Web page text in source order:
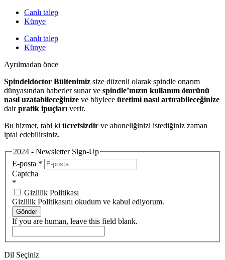
Canlı talep
Künye
Canlı talep
Künye
Ayrılmadan önce
Spindeldoctor Bültenimiz size düzenli olarak spindle onarım
dünyasından haberler sunar ve spindle’ınızın kullanım ömrünü
nasıl uzatabileceğinize ve böylece üretimi nasıl artırabileceğinize
dairpratik ipuçları verir.
Bu hizmet, tabi ki ücretsizdir ve aboneliğinizi istediğiniz zaman
iptal edebilirsiniz.
2024 - Newsletter Sign-Up
E-posta *
Captcha
*
Gizlilik Politikası
Gizlilik Politikasını okudum ve kabul ediyorum.
Gönder
If you are human, leave this field blank.
Dil Seçiniz